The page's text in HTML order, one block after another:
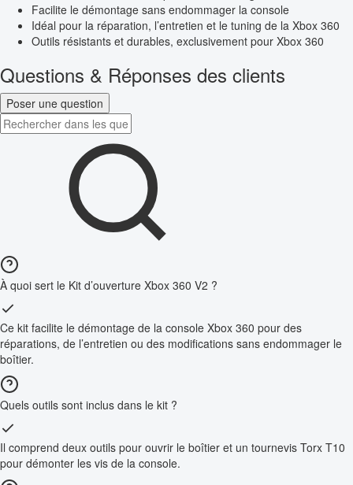
Facilite le démontage sans endommager la console
Idéal pour la réparation, l’entretien et le tuning de la Xbox 360
Outils résistants et durables, exclusivement pour Xbox 360
Questions & Réponses des clients
Poser une question
À quoi sert le Kit d’ouverture Xbox 360 V2 ?
Ce kit facilite le démontage de la console Xbox 360 pour des
réparations, de l’entretien ou des modifications sans endommager le
boîtier.
Quels outils sont inclus dans le kit ?
Il comprend deux outils pour ouvrir le boîtier et un tournevis Torx T10
pour démonter les vis de la console.